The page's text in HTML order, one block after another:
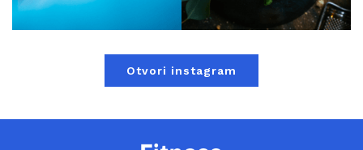
Otvori instagram